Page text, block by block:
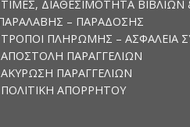
ΤΙΜΕΣ, ΔΙΑΘΕΣΙΜΟΤΗΤΑ
– ΠΑΡΑΔΟΣΗΣ
ΤΡΟΠΟΙ ΠΛΗΡΩΜΗΣ – ΑΣΦΑΛΕΙΑ
ΑΠΟΣΤΟΛΗ ΠΑΡΑΓΓΕΛΙΩΝ
ΑΚΥΡΩΣΗ ΠΑΡΑΓΓΕΛΙΩΝ
ΠΟΛΙΤΙΚΗ ΑΠΟΡΡΗΤΟΥ